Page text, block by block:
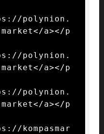
polynion.
a></p
polynion.
a></p
polynion.
a></p
kompasmar